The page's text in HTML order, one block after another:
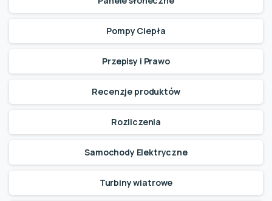
Pompy Ciepła
Przepisy i Prawo
Recenzje produktów
Rozliczenia
Samochody Elektryczne
Turbiny wiatrowe